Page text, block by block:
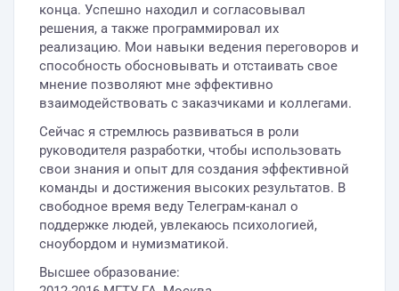
конца. Успешно находил и согласовывал
решения, а также программировал их
реализацию. Мои навыки ведения переговоров и
способность обосновывать и отстаивать свое
мнение позволяют мне эффективно
взаимодействовать с заказчиками и коллегами.
Сейчас я стремлюсь развиваться в роли
руководителя разработки, чтобы использовать
свои знания и опыт для создания эффективной
команды и достижения высоких результатов. В
свободное время веду Телеграм-канал о
поддержке людей, увлекаюсь психологией,
сноубордом и нумизматикой.
Высшее образование: